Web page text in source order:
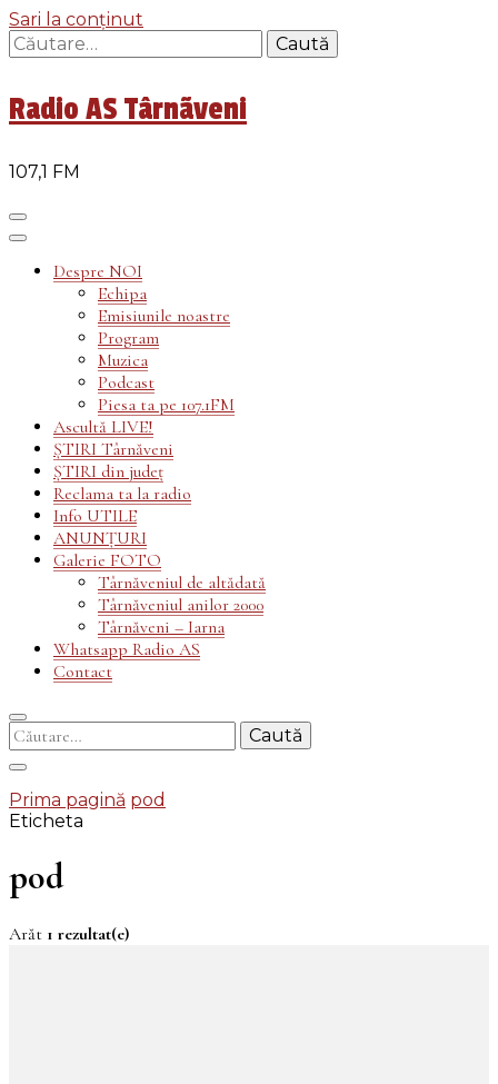
Sari la conținut
Caută
după:
Radio AS Târnãveni
107,1 FM
Despre NOI
Echipa
Emisiunile noastre
Program
Muzica
Podcast
Piesa ta pe 107.1FM
Ascultă LIVE!
ȘTIRI Târnăveni
ȘTIRI din județ
Reclama ta la radio
Info UTILE
ANUNȚURI
Galerie FOTO
Târnăveniul de altădată
Târnăveniul anilor 2000
Târnăveni – Iarna
Whatsapp Radio AS
Contact
Caută
după:
Prima pagină pod
Eticheta
pod
Arăt 1 rezultat(e)